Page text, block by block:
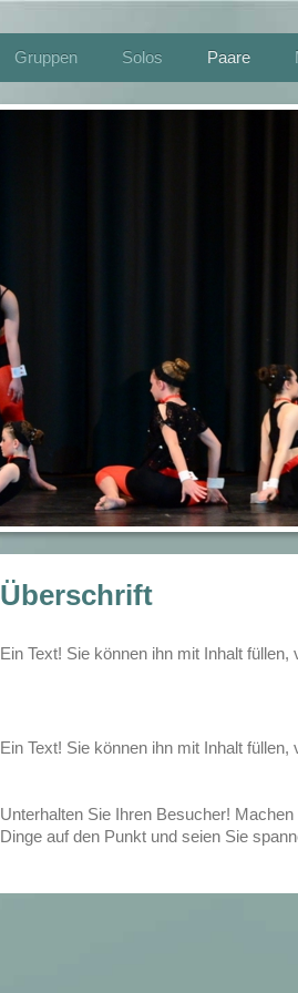
Gruppen Solos Paare
Überschrift
Ein Text! Sie können ihn mit Inhalt
Ein Text! Sie können ihn mit Inhalt
Unterhalten Sie Ihren Besucher!
Dinge auf den Punkt und seien Sie